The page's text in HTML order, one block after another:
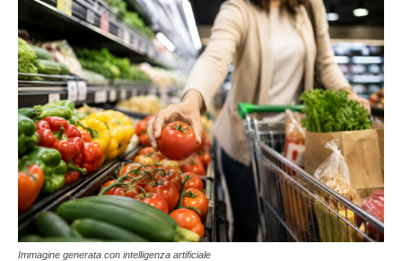
Immagine generata con intelligenza artificiale